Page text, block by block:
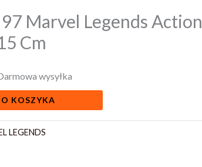
Marvel Legends Action
Cm
zł.
wysyłka
KOSZYKA
LEGENDS